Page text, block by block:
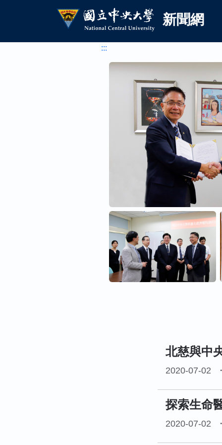
國立中央大學新聞網新聞網
:::
北慈與中
2020-07-02
探索生命
2020-07-02